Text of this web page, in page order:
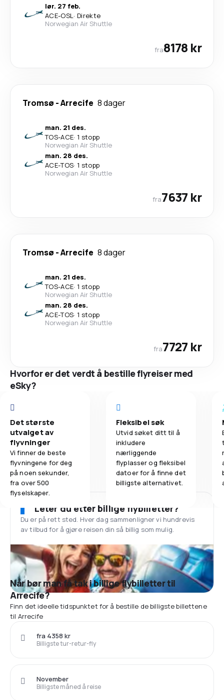
lør. 27 feb.
ACE-OSL· Direkte
Norwegian Air Shuttle
fra8178 kr
Tromsø -Arrecife 8 dager
man. 21 des.
TOS-ACE· 1 stopp
Norwegian Air Shuttle
man. 28 des.
ACE-TOS· 1 stopp
Norwegian Air Shuttle
fra7637 kr
Tromsø -Arrecife 8 dager
man. 21 des.
TOS-ACE· 1 stopp
Norwegian Air Shuttle
man. 28 des.
ACE-TOS· 1 stopp
Norwegian Air Shuttle
fra7727 kr
Hvorfor er det verdt å bestille flyreiser med
eSky?
Det største
utvalget av
flyvninger
Vi finner de beste
flyvningene for deg
på noen sekunder,
fra over 500
flyselskaper.
Fleksibel søk
Utvid søket ditt til å
inkludere
nærliggende
flyplasser og fleksibel
datoer for å finne det
billigste alternativet.
Leter du etter billige flybilletter?
Du er på rett sted. Hver dag sammenligner vi hundrevis
av tilbud for å gjøre reisen din så billig som mulig.
Når bør man få tak i billige flybilletter til
Arrecife?
Finn det ideelle tidspunktet for å bestille de billigste billettene
til Arrecife
Billigste tur-retur-fly
fra 4358 kr
Billigste måned å reise
November